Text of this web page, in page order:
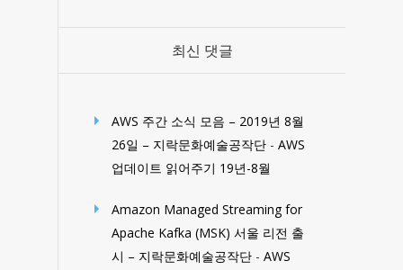
최신 댓글
AWS 주간 소식 모음 – 2019년 8월
26일 – 지락문화예술공작단 - AWS
업데이트 읽어주기 19년-8월
Amazon Managed Streaming for
Apache Kafka (MSK) 서울 리전 출
시 – 지락문화예술공작단 - AWS